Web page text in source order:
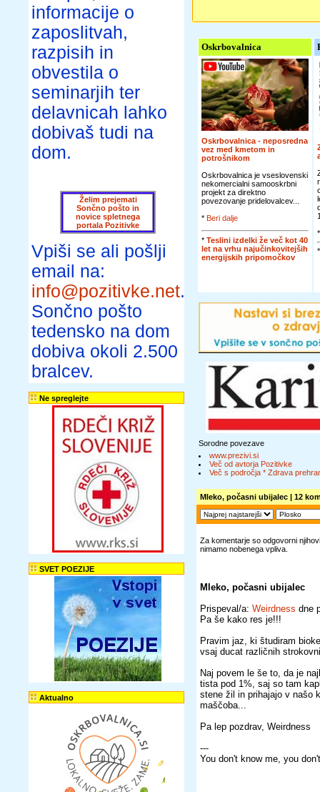
informacije o
zaposlitvah,
razpisih in
obvestila o
seminarjih ter
delavnicah lahko
dobivaš tudi na
dom.
Želim prejemati
Sončno pošto in
novice spletnega
portala Pozitivke
Vpiši se ali pošlji
email na:
info@pozitivke.net.
Sončno pošto
tedensko na dom
dobiva okoli 2.500
bralcev.
Ne spreglejte
SVET POEZIJE
Aktualno
Oskrbovalnica
Oskrbovalnica - neposredna
vez med kmetom in
potrošnikom
Oskrbovalnica je vseslovenski
nekomercialni samooskrbni
projekt za direktno
povezovanje pridelovalcev...
* Beri dalje
* Teslini izdelki že več kot 40
let na vrhu najučinkovitejših
energijskih pripomočkov
Sorodne povezave
www.prezivi.si
Več od avtorja Pozitivke
Več s področja * Zdrava
Mleko, počasni ubijalec | 12
Za komentarje so odgovorni
nimamo nobenega vpliva.
Mleko, počasni ubijalec
Prispeval/a: Weirdness dne
Pa še kako res je!!!
Pravim jaz, ki študiram
vsaj ducat različnih
Naj povem le še to, da je
tista pod 1%, saj so tam
stene žil in prihajajo v našo
maščoba...
Pa lep pozdrav, Weirdness
---
You don't know me, you